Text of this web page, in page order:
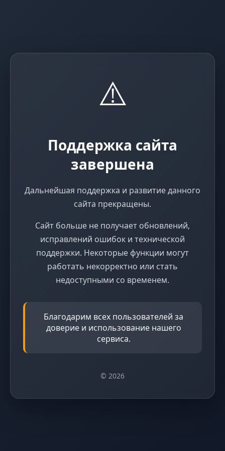
⚠️
Поддержка сайта
завершена
Дальнейшая поддержка и развитие данного
сайта прекращены.
Сайт больше не получает обновлений,
исправлений ошибок и технической
поддержки. Некоторые функции могут
работать некорректно или стать
недоступными со временем.
Благодарим всех пользователей за
доверие и использование нашего
сервиса.
© 2026